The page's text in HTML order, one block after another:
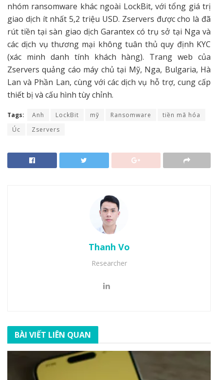
nhóm ransomware khác ngoài LockBit, với tổng giá trị
giao dịch ít nhất 5,2 triệu USD. Zservers được cho là đã
rút tiền tại sàn giao dịch Garantex có trụ sở tại Nga và
các dịch vụ thương mại không tuân thủ quy định KYC
(xác minh danh tính khách hàng). Trang web của
Zservers quảng cáo máy chủ tại Mỹ, Nga, Bulgaria, Hà
Lan và Phần Lan, cùng với các dịch vụ hỗ trợ, cung cấp
thiết bị và cấu hình tùy chỉnh.
Tags: Anh LockBit mỹ Ransomware
tiền mã hóa
Úc
Zservers
Thanh Vo
Researcher
BÀI VIẾT LIÊN QUAN